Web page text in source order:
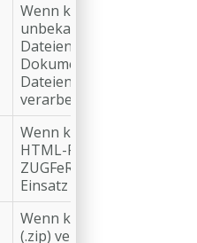
Wenn keine
unbekannten
Dateien oder
Dokumente ohne
Dateiendung
verarbeitet werden
Wenn keine PDF/A-
HTML-Reports oder
ZUGFeRD zum
Einsatz kommen
Wenn keine Archive
(.zip) verarbeitet